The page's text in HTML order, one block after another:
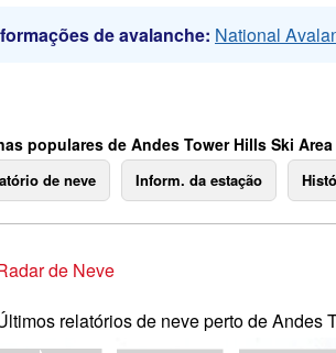
de avalanche: National
populares de Andes Tower Hills Ski Area
de neve Inform. da estação
de Neve
relatórios de neve perto de Andes